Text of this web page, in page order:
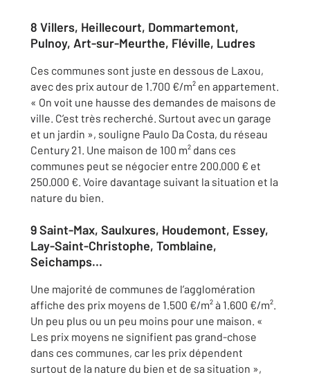
8 Villers, Heillecourt, Dommartemont,
Pulnoy, Art-sur-Meurthe, Fléville, Ludres
Ces communes sont juste en dessous de Laxou,
avec des prix autour de 1.700 €/m² en appartement.
« On voit une hausse des demandes de maisons de
ville. C’est très recherché. Surtout avec un garage
et un jardin », souligne Paulo Da Costa, du réseau
Century 21. Une maison de 100 m² dans ces
communes peut se négocier entre 200.000 € et
250.000 €. Voire davantage suivant la situation et la
nature du bien.
9 Saint-Max, Saulxures, Houdemont, Essey,
Lay-Saint-Christophe, Tomblaine,
Seichamps…
Une majorité de communes de l’agglomération
affiche des prix moyens de 1.500 €/m² à 1.600 €/m².
Un peu plus ou un peu moins pour une maison. «
Les prix moyens ne signifient pas grand-chose
dans ces communes, car les prix dépendent
surtout de la nature du bien et de sa situation »,